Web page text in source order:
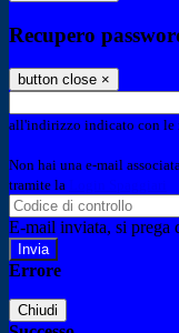
Recupero
button close ×
all'indirizzo indicato con le
Non hai una e-mail
tramite la
E-mail inviata, si prega
Errore
Chiudi